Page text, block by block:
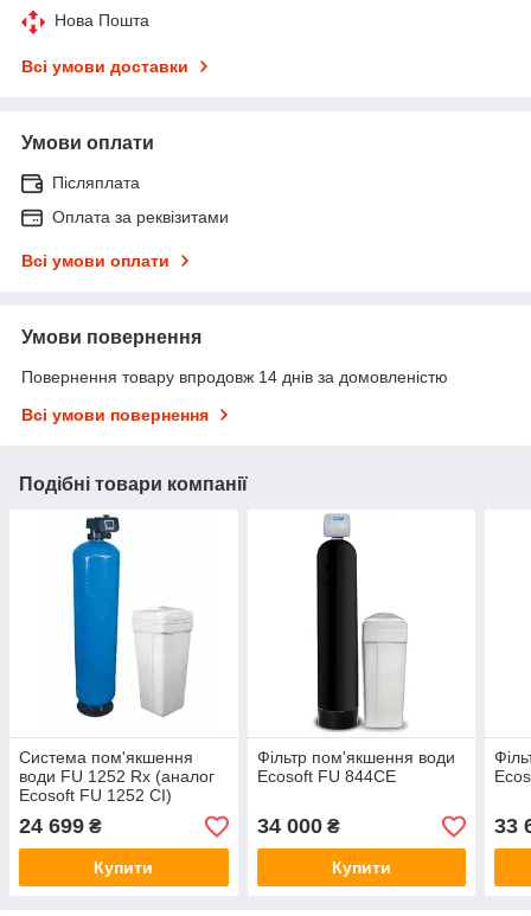
Нова Пошта
Всі умови доставки
Умови оплати
Післяплата
Оплата за реквізитами
Всі умови оплати
Умови повернення
Повернення товару впродовж 14 днів за домовленістю
Всі умови повернення
Подібні товари компанії
Система пом'якшення
води FU 1252 Rx (аналог
Ecosoft FU 1252 CI)
24 699 ₴
Купити
Фільтр пом'якшення води
Ecosoft FU 844CE
34 000₴
Купити
33